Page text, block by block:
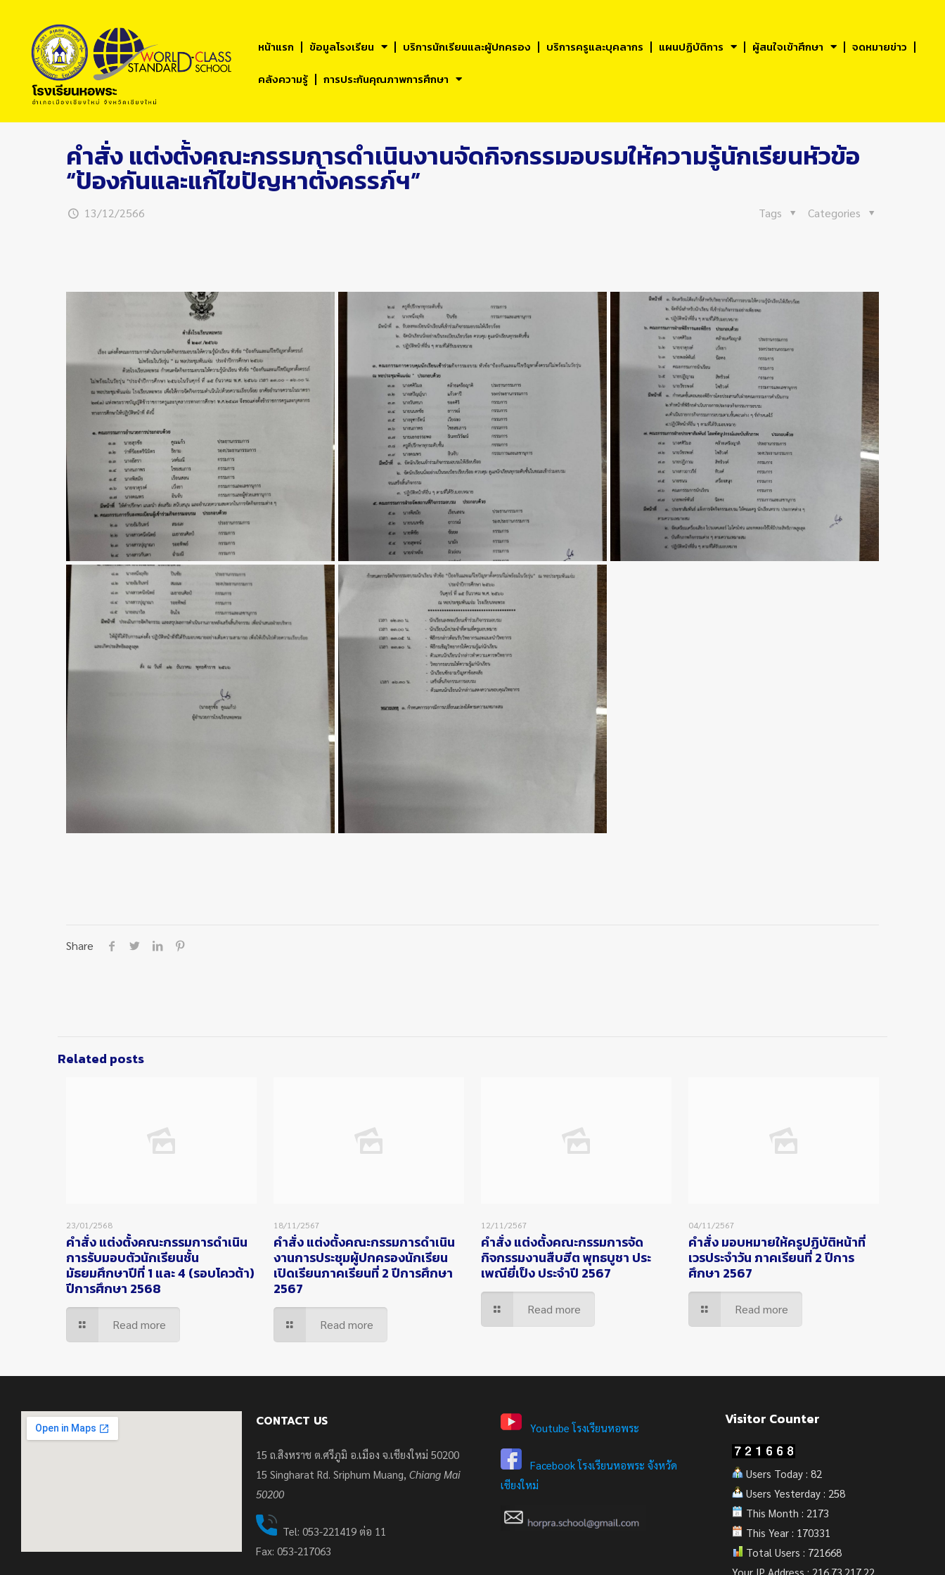
หน้าแรก ข้อมูลโรงเรียน บริการนักเรียนและผูัปกครอง บริการครูและบุคลากร แผนปฏิบัติการ ผู้สนใจเข้าศึกษา
จดหมายข่าว
คลังความรู้
การประกันคุณภาพการศึกษา
คำสั่ง แต่งตั้งคณะกรรมการดำเนินงานจัดกิจกรรมอบรมให้ความรู้นักเรียนหัวข้อ
“ป้องกันและแก้ไขปัญหาตั้งครรภ์ฯ”
13/12/2566 Categories
Tags
Share
Related posts
23/01/2568
คำสั่ง แต่งตั้งคณะกรรมการดำเนิน
การรับมอบตัวนักเรียนชั้น
มัธยมศึกษาปีที่ 1 และ 4 (รอบโควต้า)
ปีการศึกษา 2568
Read more
18/11/2567
คำสั่ง แต่งตั้งคณะกรรมการดำเนิน
งานการประชุมผู้ปกครองนักเรียน
เปิดเรียนภาคเรียนที่ 2 ปีการศึกษา
2567
Read more
12/11/2567
คำสั่ง แต่งตั้งคณะกรรมการจัด
กิจกรรมงานสืบฮีต พุทธบูชา ประ
เพณียี่เป็ง ประจำปี 2567
Read more
04/11/2567
คำสั่ง มอบหมายให้ครูปฏิบัติหน้าที่
เวรประจำวัน ภาคเรียนที่ 2 ปีการ
ศึกษา 2567
Read more
CONTACT US
15 ถ.สิงหราช ต.ศรีภูมิ อ.เมือง จ.เชียงใหม่ 50200
15Singharat Rd. Sriphum Muang,Chiang Mai
50200
Tel: 053-221419 ต่อ 11
Fax: 053-217063
Youtube โรงเรียนหอพระ
Facebook โรงเรียนหอพระ จังหวัด
เชียงใหม่
Visitor Counter
Users Today : 82
Users Yesterday : 258
This Month : 2173
This Year : 170331
Total Users : 721668
Your IP Address : 216.73.217.22